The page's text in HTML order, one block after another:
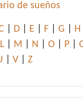
de sueños
D E F G H
M N O P
V Z